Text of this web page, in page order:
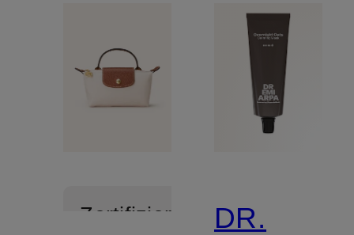
Zertifiziert
DR.